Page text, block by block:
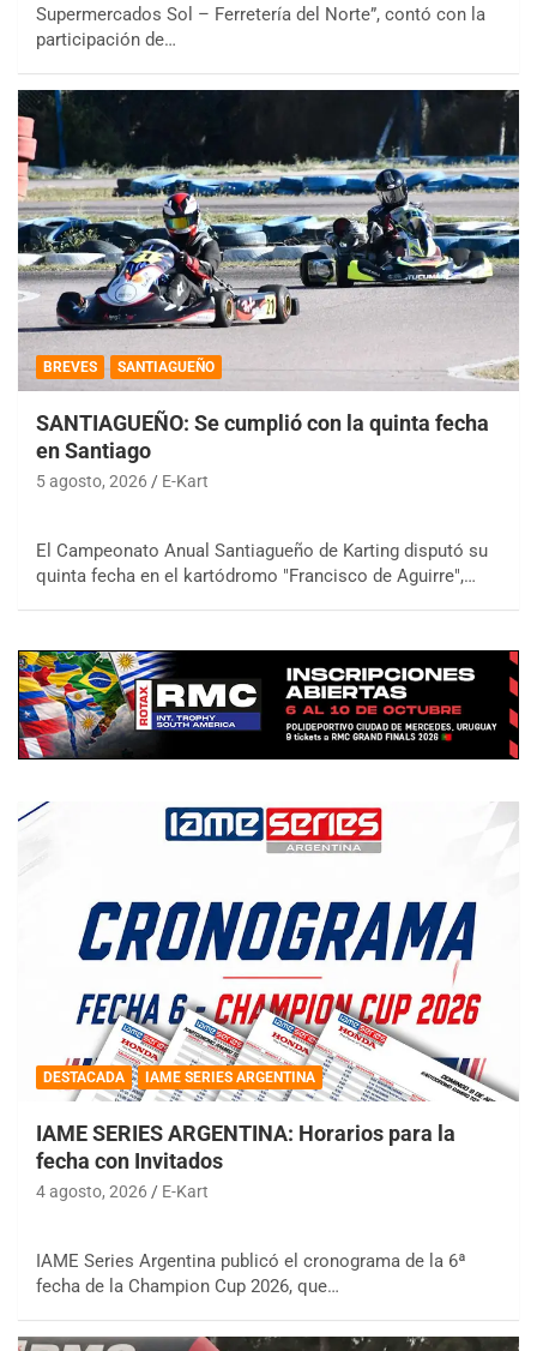
Supermercados Sol – Ferretería del Norte”, contó con la
participación de…
BREVES SANTIAGUEÑO
SANTIAGUEÑO: Se cumplió con la quinta fecha
en Santiago
5 agosto, 2026 E-Kart
El Campeonato Anual Santiagueño de Karting disputó su
quinta fecha en el kartódromo "Francisco de Aguirre",…
DESTACADA IAME SERIES ARGENTINA
IAME SERIES ARGENTINA: Horarios para la
fecha con Invitados
4 agosto, 2026 E-Kart
IAME Series Argentina publicó el cronograma de la 6ª
fecha de la Champion Cup 2026, que…